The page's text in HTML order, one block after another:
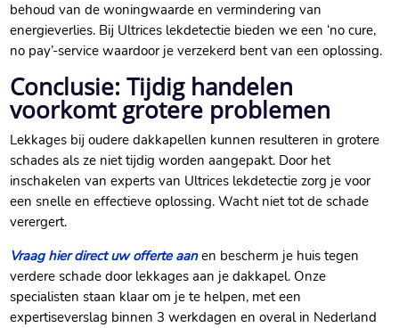
behoud van de woningwaarde en vermindering van
energieverlies.​ Bij Ultrices lekdetectie bieden we een ‘no cure,
no pay’-service waardoor je verzekerd bent van een oplossing.​
Conclusie: Tijdig handelen
voorkomt grotere problemen
Lekkages bij oudere dakkapellen kunnen resulteren in grotere
schades als ze niet tijdig worden aangepakt.​ Door het
inschakelen van experts van Ultrices lekdetectie zorg je voor
een snelle en effectieve oplossing.​ Wacht niet tot de schade
verergert.​
Vraag hier direct uw offerte aanen bescherm je huis tegen
verdere schade door lekkages aan je dakkapel.​ Onze
specialisten staan klaar om je te helpen, met een
expertiseverslag binnen 3 werkdagen en overal in Nederland